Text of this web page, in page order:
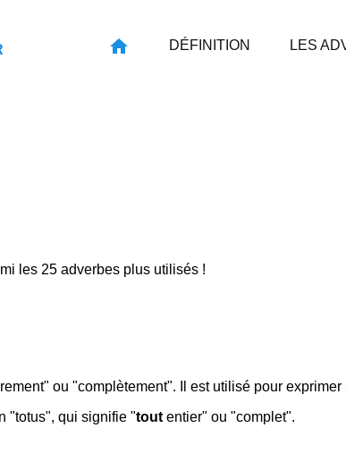
DÉFINITION LES
les 25 adverbes plus utilisés !
ou "complètement". Il est utilisé pour
"totus", qui signifie "tout entier" ou "complet".